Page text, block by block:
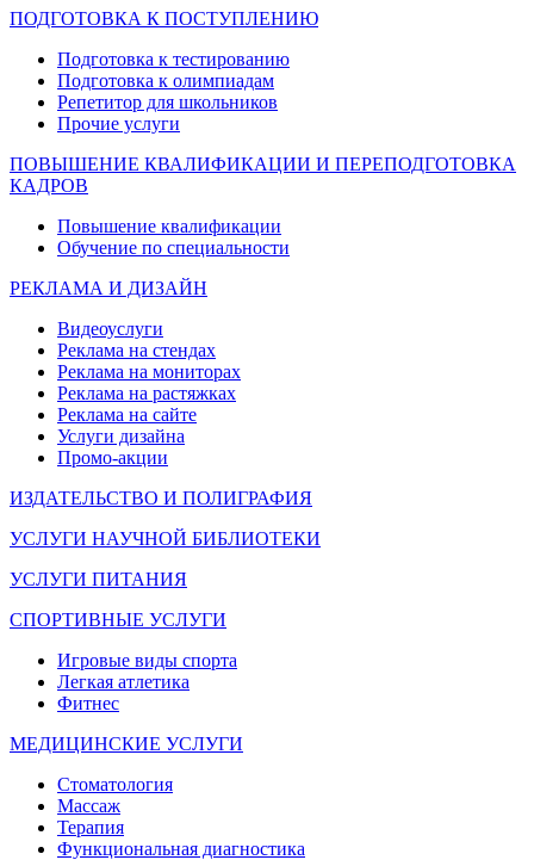
ПОДГОТОВКА К ПОСТУПЛЕНИЮ
Подготовка к тестированию
Подготовка к олимпиадам
Репетитор для школьников
Прочие услуги
ПОВЫШЕНИЕ КВАЛИФИКАЦИИ И ПЕРЕПОДГОТОВКА
КАДРОВ
Повышение квалификации
Обучение по специальности
РЕКЛАМА И ДИЗАЙН
Видеоуслуги
Реклама на стендах
Реклама на мониторах
Реклама на растяжках
Реклама на сайте
Услуги дизайна
Промо-акции
ИЗДАТЕЛЬСТВО И ПОЛИГРАФИЯ
УСЛУГИ НАУЧНОЙ БИБЛИОТЕКИ
УСЛУГИ ПИТАНИЯ
СПОРТИВНЫЕ УСЛУГИ
Игровые виды спорта
Легкая атлетика
Фитнес
МЕДИЦИНСКИЕ УСЛУГИ
Стоматология
Массаж
Терапия
Функциональная диагностика